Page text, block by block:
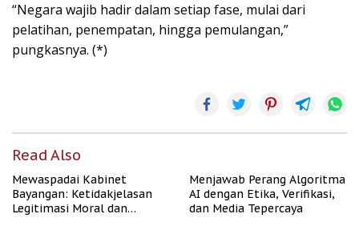
“Negara wajib hadir dalam setiap fase, mulai dari
pelatihan, penempatan, hingga pemulangan,”
pungkasnya. (*)
Read Also
Mewaspadai Kabinet
Bayangan: Ketidakjelasan
Legitimasi Moral dan
Menjawab Perang Algoritma
AI dengan Etika, Verifikasi,
dan Media Tepercaya